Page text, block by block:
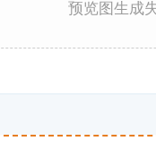
预览图生成